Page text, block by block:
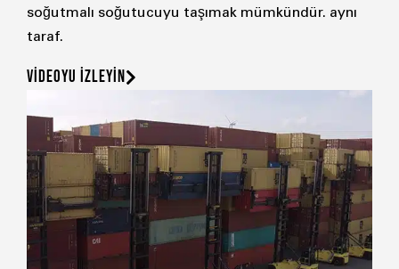
soğutmalı soğutucuyu taşımak mümkündür. aynı
taraf.
VİDEOYU İZLEYİN